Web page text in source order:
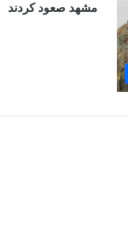
مشهد صعود کردند